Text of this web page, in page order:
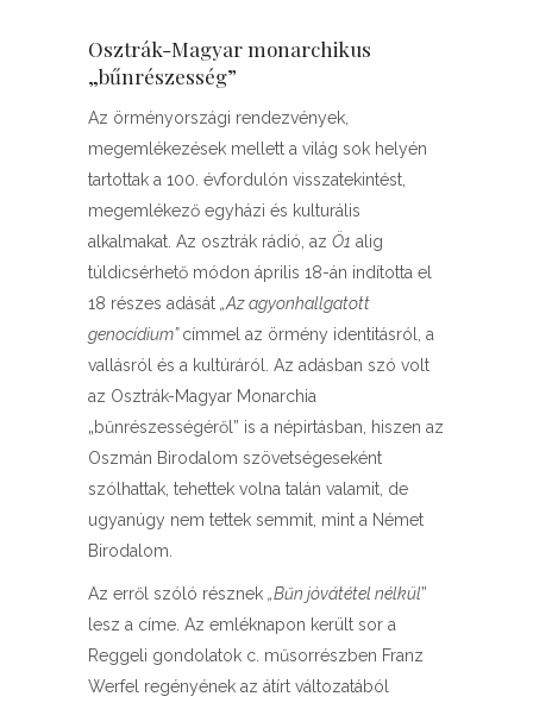
Osztrák-Magyar monarchikus
„bűnrészesség”
Az örményországi rendezvények,
megemlékezések mellett a világ sok helyén
tartottak a 100. évfordulón visszatekintést,
megemlékező egyházi és kulturális
alkalmakat. Az osztrák rádió, az Ö1 alig
túldicsérhető módon április 18-án indította el
18 részes adását „Az agyonhallgatott
genocídium”címmel az örmény identitásról, a
vallásról és a kultúráról. Az adásban szó volt
az Osztrák-Magyar Monarchia
„bűnrészességéről” is a népirtásban, hiszen az
Oszmán Birodalom szövetségeseként
szólhattak, tehettek volna talán valamit, de
ugyanúgy nem tettek semmit, mint a Német
Birodalom.
Az erről szóló résznek „Bűn jóvátétel nélkül”
lesz a címe. Az emléknapon került sor a
Reggeli gondolatok c. műsorrészben Franz
Werfel regényének az átírt változatából